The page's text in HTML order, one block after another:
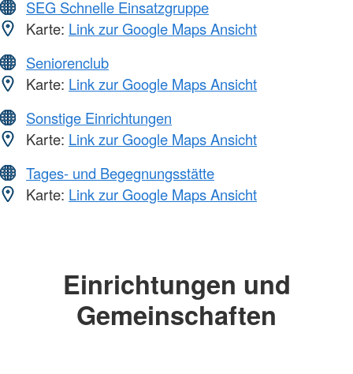
SEG Schnelle Einsatzgruppe
Karte: Link zur Google Maps Ansicht
Seniorenclub
Karte: Link zur Google Maps Ansicht
Sonstige Einrichtungen
Karte: Link zur Google Maps Ansicht
Tages- und Begegnungsstätte
Karte: Link zur Google Maps Ansicht
Einrichtungen und
Gemeinschaften